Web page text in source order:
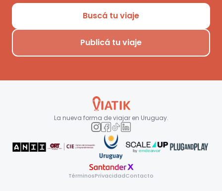
Buscá tu viaje
Publicá tu viaje
La nueva forma de viajar en Uruguay.
TérminosPrivacidadContacto